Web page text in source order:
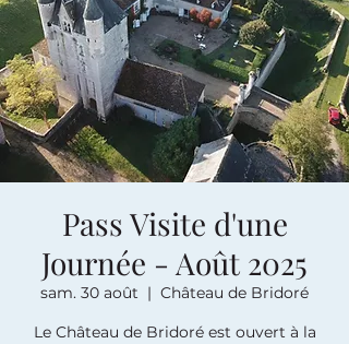
Pass Visite d'une
Journée - Août 2025
sam. 30 août
  |
Château de Bridoré
Le Château de Bridoré est ouvert à la